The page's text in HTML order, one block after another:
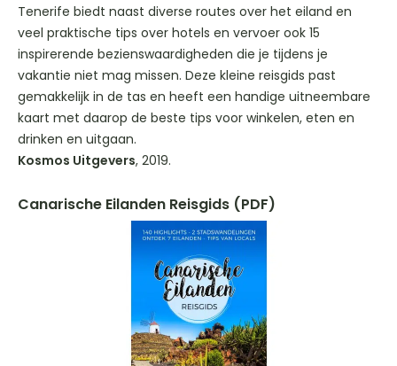
Tenerife biedt naast diverse routes over het eiland en
veel praktische tips over hotels en vervoer ook 15
inspirerende bezienswaardigheden die je tijdens je
vakantie niet mag missen. Deze kleine reisgids past
gemakkelijk in de tas en heeft een handige uitneembare
kaart met daarop de beste tips voor winkelen, eten en
drinken en uitgaan.
Kosmos Uitgevers, 2019.
Canarische Eilanden Reisgids (PDF)